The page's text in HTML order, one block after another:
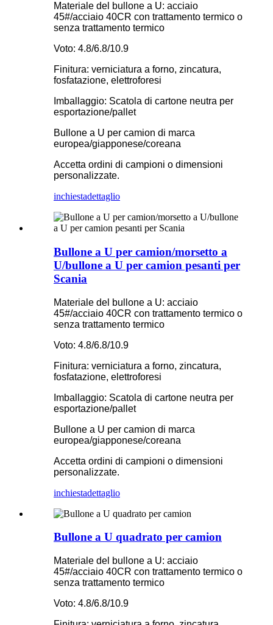
Materiale del bullone a U: acciaio
45#/acciaio 40CR con trattamento termico o
senza trattamento termico
Voto: 4.8/6.8/10.9
Finitura: verniciatura a forno, zincatura,
fosfatazione, elettroforesi
Imballaggio: Scatola di cartone neutra per
esportazione/pallet
Bullone a U per camion di marca
europea/giapponese/coreana
Accetta ordini di campioni o dimensioni
personalizzate.
inchiestadettaglio
Bullone a U per camion/morsetto a
U/bullone a U per camion pesanti per
Scania
Materiale del bullone a U: acciaio
45#/acciaio 40CR con trattamento termico o
senza trattamento termico
Voto: 4.8/6.8/10.9
Finitura: verniciatura a forno, zincatura,
fosfatazione, elettroforesi
Imballaggio: Scatola di cartone neutra per
esportazione/pallet
Bullone a U per camion di marca
europea/giapponese/coreana
Accetta ordini di campioni o dimensioni
personalizzate.
inchiestadettaglio
Bullone a U quadrato per camion
Materiale del bullone a U: acciaio
45#/acciaio 40CR con trattamento termico o
senza trattamento termico
Voto: 4.8/6.8/10.9